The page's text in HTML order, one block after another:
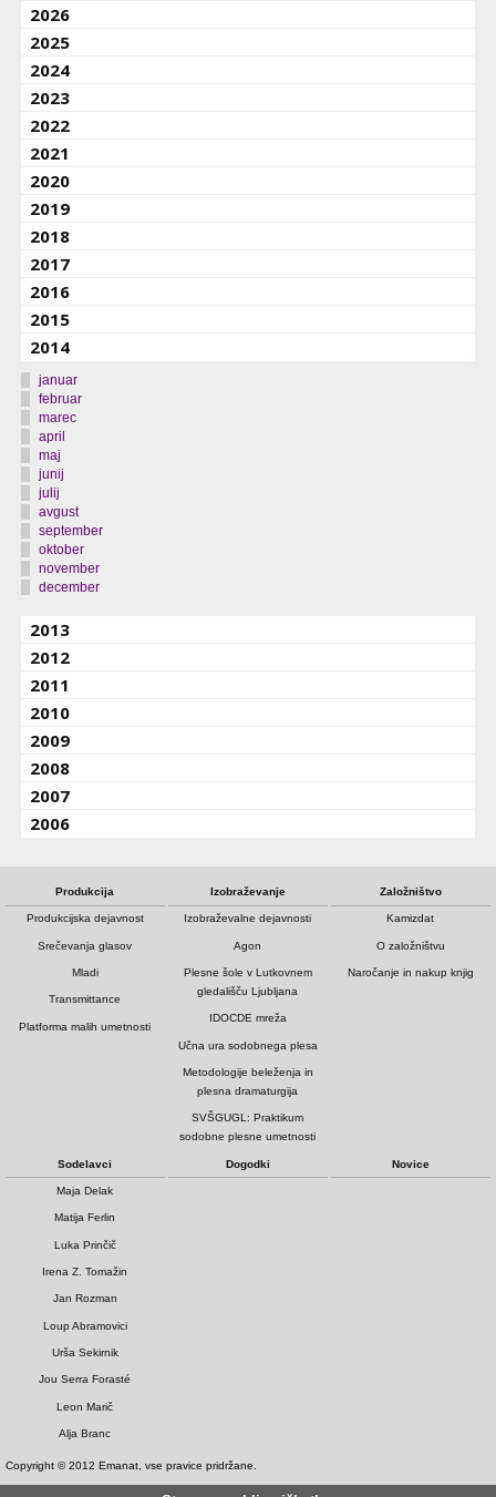
2026
2025
2024
2023
2022
2021
2020
2019
2018
2017
2016
2015
2014
januar
februar
marec
april
maj
junij
julij
avgust
september
oktober
november
december
2013
2012
2011
2010
2009
2008
2007
2006
Produkcija
Produkcijska dejavnost
Srečevanja glasov
Mladi
Transmittance
Platforma malih umetnosti
Izobraževanje
Izobraževalne dejavnosti
Agon
Plesne šole v Lutkovnem
gledališču Ljubljana
IDOCDE mreža
Učna ura sodobnega plesa
Metodologije beleženja in
plesna dramaturgija
SVŠGUGL: Praktikum
sodobne plesne umetnosti
Založništvo
Kamizdat
O založništvu
Naročanje in nakup knjig
Sodelavci
Maja Delak
Matija Ferlin
Luka Prinčič
Irena Z. Tomažin
Jan Rozman
Loup Abramovici
Urša Sekirnik
Jou Serra Forasté
Leon Marič
Alja Branc
Dogodki Novice
Copyright © 2012 Emanat, vse pravice pridržane.